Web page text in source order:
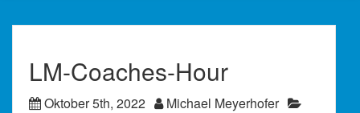
LM-Coaches-Hour
Oktober 5th, 2022 Michael Meyerhofer